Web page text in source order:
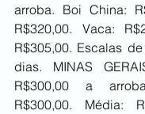
arroba. Boi China:
R$320,00. Vaca:
R$305,00. Escalas
dias. MINAS
R$300,00 a
R$300,00. Média: